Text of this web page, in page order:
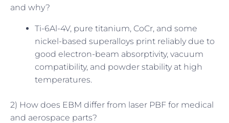
and why?
Ti-6Al-4V, pure titanium, CoCr, and some
nickel-based superalloys print reliably due to
good electron-beam absorptivity, vacuum
compatibility, and powder stability at high
temperatures.
2) How does EBM differ from laser PBF for medical
and aerospace parts?